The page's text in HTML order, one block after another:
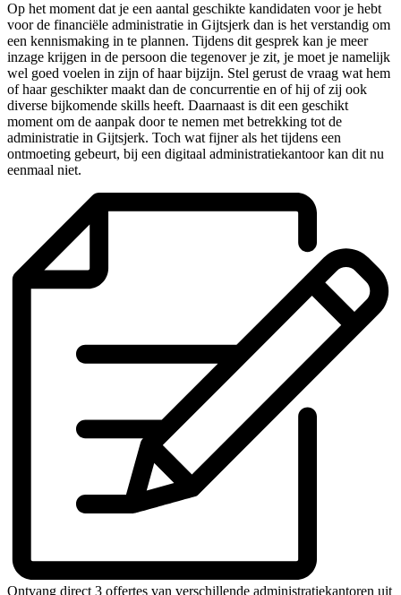
Op het moment dat je een aantal geschikte kandidaten voor je hebt
voor de financiële administratie in Gijtsjerk dan is het verstandig om
een kennismaking in te plannen. Tijdens dit gesprek kan je meer
inzage krijgen in de persoon die tegenover je zit, je moet je namelijk
wel goed voelen in zijn of haar bijzijn. Stel gerust de vraag wat hem
of haar geschikter maakt dan de concurrentie en of hij of zij ook
diverse bijkomende skills heeft. Daarnaast is dit een geschikt
moment om de aanpak door te nemen met betrekking tot de
administratie in Gijtsjerk. Toch wat fijner als het tijdens een
ontmoeting gebeurt, bij een digitaal administratiekantoor kan dit nu
eenmaal niet.
Ontvang direct 3 offertes van verschillende administratiekantoren uit